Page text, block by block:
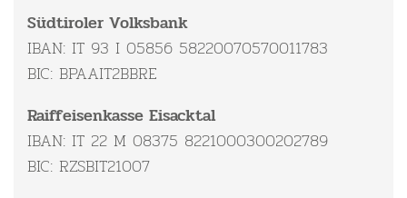
Südtiroler Volksbank
IBAN: IT 93 I 05856 58220070570011783
BIC: BPAAIT2BBRE
Raiffeisenkasse Eisacktal
IBAN: IT 22 M 08375 8221000300202789
BIC: RZSBIT21007